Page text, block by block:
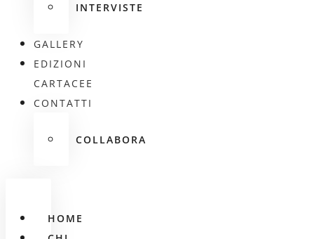
INTERVISTE
GALLERY
EDIZIONI
CARTACEE
CONTATTI
COLLABORA
HOME